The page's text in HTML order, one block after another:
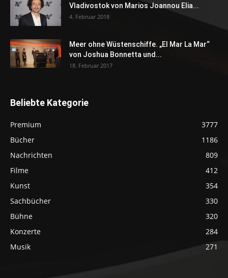
Vladivostok von Marios Joannou Elia...
4. Februar 2018
Meer ohne Wüstenschiffe. „El Mar La Mar“
von Joshua Bonnetta und...
18. Februar 2017
Beliebte Kategorie
Premium
3777
Bücher
1186
Nachrichten
809
Filme
412
Kunst
354
Sachbücher
330
Bühne
320
Konzerte
284
Musik
271